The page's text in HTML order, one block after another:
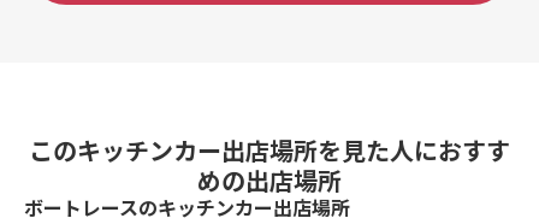
このキッチンカー出店場所を見た人におすす
めの出店場所
ボートレースのキッチンカー出店場所